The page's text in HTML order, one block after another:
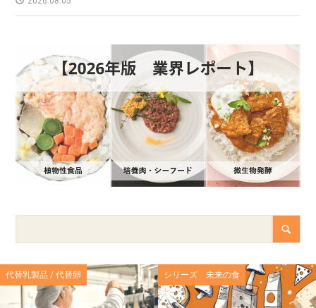
代替乳製品 / 代替卵 シリーズ 未来の食